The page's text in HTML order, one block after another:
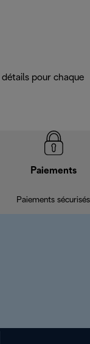
pour chaque
Paiements
Paiements sécurisés